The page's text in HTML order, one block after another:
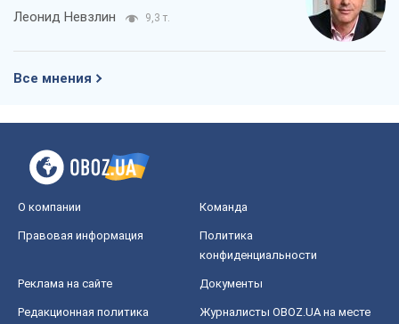
Леонид Невзлин 9,3 т.
Все мнения
О компании Команда
Правовая информация
Политика
конфиденциальности
Реклама на сайте Документы
Редакционная политика
Журналисты OBOZ.UA на месте